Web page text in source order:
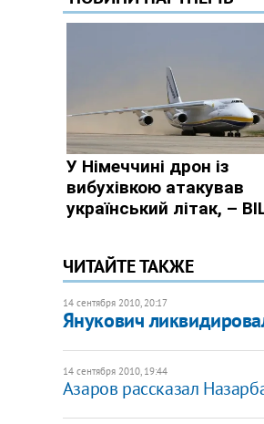
ЧИТАЙТЕ ТАКЖЕ
14 сентября 2010, 20:17
Янукович
14 сентября 2010, 19:44
Азаров рассказал